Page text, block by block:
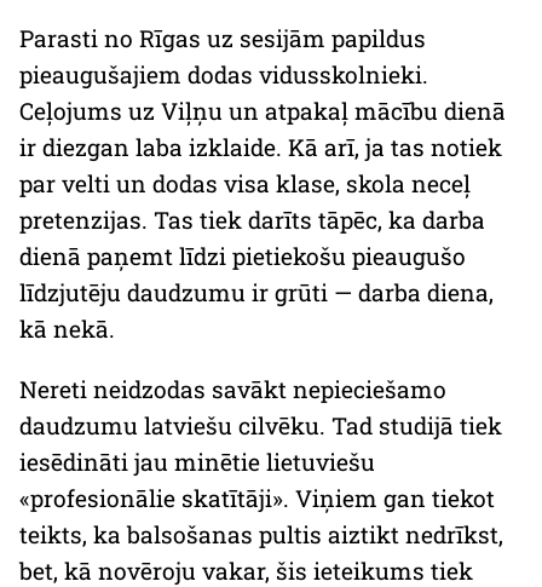
Parasti no Rīgas uz sesijām papildus
pieaugušajiem dodas vidusskolnieki.
Ceļojums uz Viļņu un atpakaļ mācību dienā
ir diezgan laba izklaide. Kā arī, ja tas notiek
par velti un dodas visa klase, skola neceļ
pretenzijas. Tas tiek darīts tāpēc, ka darba
dienā paņemt līdzi pietiekošu pieaugušo
līdzjutēju daudzumu ir grūti — darba diena,
kā nekā.
Nereti neidzodas savākt nepieciešamo
daudzumu latviešu cilvēku. Tad studijā tiek
iesēdināti jau minētie lietuviešu
«profesionālie skatītāji». Viņiem gan tiekot
teikts, ka balsošanas pultis aiztikt nedrīkst,
bet, kā novēroju vakar, šis ieteikums tiek